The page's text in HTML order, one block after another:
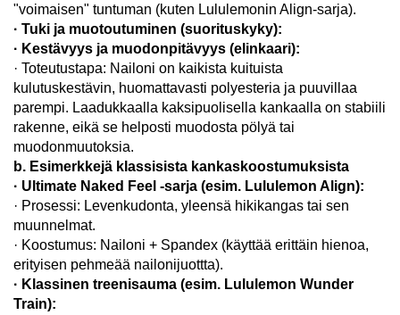
"voimaisen" tuntuman (kuten Lululemonin Align-sarja).
· Tuki ja muotoutuminen (suorituskyky):
· Kestävyys ja muodonpitävyys (elinkaari):
· Toteutustapa: Nailoni on kaikista kuituista
kulutuskestävin, huomattavasti polyesteria ja puuvillaa
parempi. Laadukkaalla kaksipuolisella kankaalla on stabiili
rakenne, eikä se helposti muodosta pölyä tai
muodonmuutoksia.
b. Esimerkkejä klassisista kankaskoostumuksista
· Ultimate Naked Feel -sarja (esim. Lululemon Align):
· Prosessi: Levenkudonta, yleensä hikikangas tai sen
muunnelmat.
· Koostumus: Nailoni + Spandex (käyttää erittäin hienoa,
erityisen pehmeää nailonijuottta).
· Klassinen treenisauma (esim. Lululemon Wunder
Train):